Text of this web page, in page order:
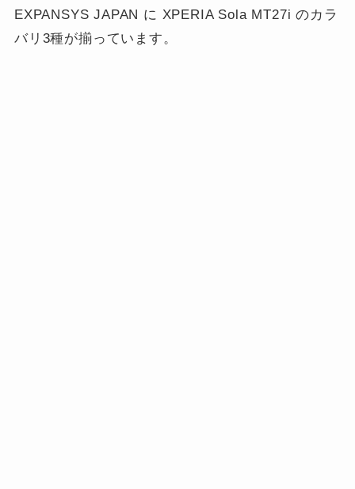
EXPANSYS JAPAN に XPERIA Sola MT27i のカラ
バリ3種が揃っています。